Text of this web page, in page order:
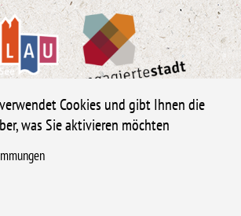
Cookies und gibt Ihnen die
was Sie aktivieren möchten